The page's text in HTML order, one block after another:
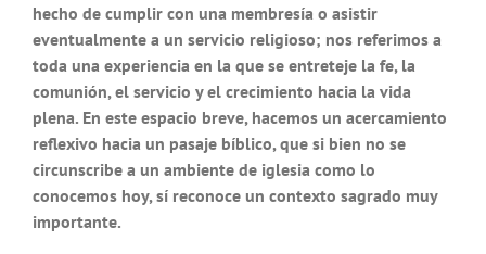
hecho de cumplir con una membresía o asistir
eventualmente a un servicio religioso; nos referimos a
toda una experiencia en la que se entreteje la fe, la
comunión, el servicio y el crecimiento hacia la vida
plena. En este espacio breve, hacemos un acercamiento
reflexivo hacia un pasaje bíblico, que si bien no se
circunscribe a un ambiente de iglesia como lo
conocemos hoy, sí reconoce un contexto sagrado muy
importante.